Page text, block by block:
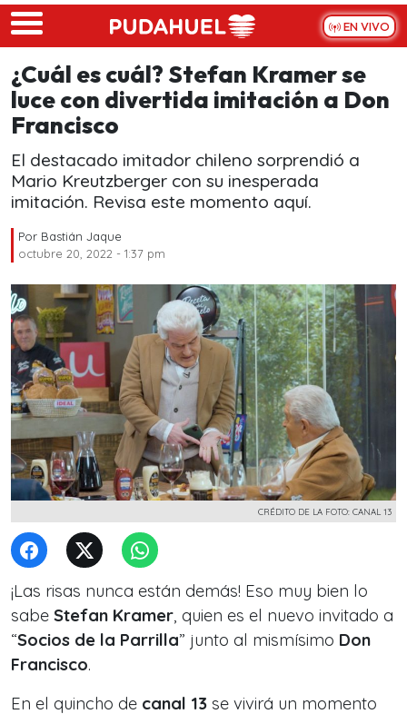
Skip to main content
EN VIVO
¿Cuál es cuál? Stefan Kramer se
luce con divertida imitación a Don
Francisco
El destacado imitador chileno sorprendió a
Mario Kreutzberger con su inesperada
imitación. Revisa este momento aquí.
Por Bastián Jaque
octubre 20, 2022 - 1:37 pm
CRÉDITO DE LA FOTO: CANAL 13
¡Las risas nunca están demás! Eso muy bien lo
sabe Stefan Kramer, quien es el nuevo invitado a
“Socios de la Parrilla” junto al mismísimo Don
Francisco.
En el quincho de canal 13 se vivirá un momento